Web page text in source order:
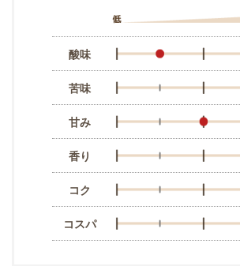
酸味
苦味
甘み
香り
コク
コスパ